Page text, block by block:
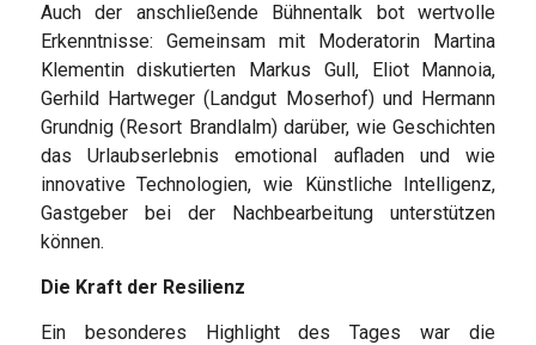
Auch der anschließende Bühnentalk bot wertvolle
Erkenntnisse: Gemeinsam mit Moderatorin Martina
Klementin diskutierten Markus Gull, Eliot Mannoia,
Gerhild Hartweger (Landgut Moserhof) und Hermann
Grundnig (Resort Brandlalm) darüber, wie Geschichten
das Urlaubserlebnis emotional aufladen und wie
innovative Technologien, wie Künstliche Intelligenz,
Gastgeber bei der Nachbearbeitung unterstützen
können.
Die Kraft der Resilienz
Ein besonderes Highlight des Tages war die